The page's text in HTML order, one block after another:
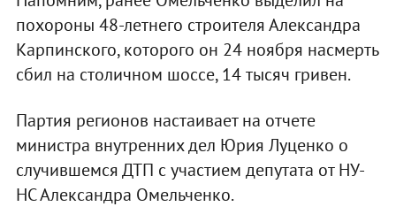
похороны 48-летнего строителя Александра
Карпинского, которого он 24 ноября насмерть
сбил на столичном шоссе, 14 тысяч гривен.
Партия регионов настаивает на отчете
министра внутренних дел Юрия Луценко о
случившемся ДТП с участием депутата от НУ-
НС Александра Омельченко.